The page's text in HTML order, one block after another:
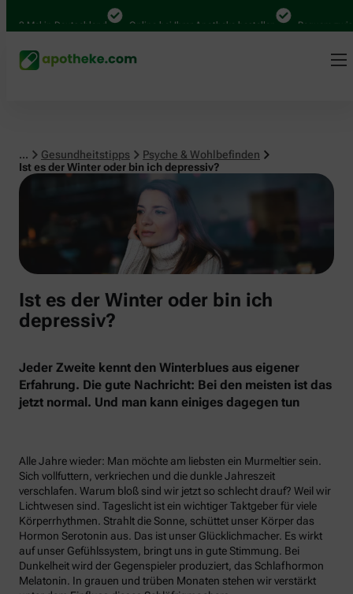
Mal in Deutschland Online bei Ihrer Apotheke bestellen Bequem
... Gesundheitstipps
Psyche & Wohlbefinden
Ist es der Winter oder bin ich depressiv?
Psyche & Wohlbefinden
Ist es der Winter oder bin ich
depressiv?
Jeder Zweite kennt den Winterblues aus eigener
Erfahrung. Die gute Nachricht: Bei den meisten ist das
jetzt normal. Und man kann einiges dagegen tun
Alle Jahre wieder: Man möchte am liebsten ein Murmeltier sein.
Sich vollfuttern, verkriechen und die dunkle Jahreszeit
verschlafen. Warum bloß sind wir jetzt so schlecht drauf? Weil wir
Lichtwesen sind. Tageslicht ist ein wichtiger Taktgeber für viele
Körperrhythmen. Strahlt die Sonne, schüttet unser Körper das
Hormon Serotonin aus. Das ist unser Glücklichmacher. Es wirkt
auf unser Gefühlssystem, bringt uns in gute Stimmung. Bei
Dunkelheit wird der Gegenspieler produziert, das Schlafhormon
Melatonin. In grauen und trüben Monaten stehen wir verstärkt